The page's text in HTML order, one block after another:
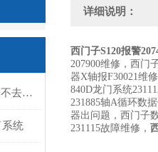
西门子TP700电脑操作屏幕进不去系统处理
系统
详细说明：
西门子S120报警
207900维修，西门
器X轴报F30021维
840D龙门系统
231885轴A循环数
器出问题，西门子
231115故障维修，